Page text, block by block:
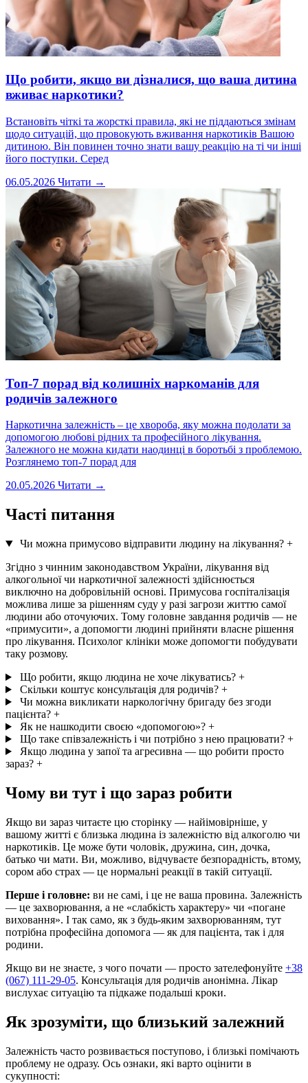
Що робити, якщо ви дізналися, що ваша дитина
вживає наркотики?
Встановіть чіткі та жорсткі правила, які не піддаються змінам
щодо ситуацій, що провокують вживання наркотиків Вашою
дитиною. Він повинен точно знати вашу реакцію на ті чи інші
його поступки. Серед
06.05.2026 Читати →
Топ-7 порад від колишніх наркоманів для
родичів залежного
Наркотична залежність – це хвороба, яку можна подолати за
допомогою любові рідних та професійного лікування.
Залежного не можна кидати наодинці в боротьбі з проблемою.
Розглянемо топ-7 порад для
20.05.2026 Читати →
Часті питання
Чи можна примусово відправити людину на лікування? +
Згідно з чинним законодавством України, лікування від
алкогольної чи наркотичної залежності здійснюється
виключно на добровільній основі. Примусова госпіталізація
можлива лише за рішенням суду у разі загрози життю самої
людини або оточуючих. Тому головне завдання родичів — не
«примусити», а допомогти людині прийняти власне рішення
про лікування. Психолог клініки може допомогти побудувати
таку розмову.
Що робити, якщо людина не хоче лікуватись? +
Скільки коштує консультація для родичів? +
Чи можна викликати наркологічну бригаду без згоди
пацієнта? +
Як не нашкодити своєю «допомогою»? +
Що таке співзалежність і чи потрібно з нею працювати? +
Якщо людина у запої та агресивна — що робити просто
зараз? +
Чому ви тут і що зараз робити
Якщо ви зараз читаєте цю сторінку — найімовірніше, у
вашому житті є близька людина із залежністю від алкоголю чи
наркотиків. Це може бути чоловік, дружина, син, дочка,
батько чи мати. Ви, можливо, відчуваєте безпорадність, втому,
сором або страх — це нормальні реакції в такій ситуації.
Перше і головне: ви не самі, і це не ваша провина. Залежність
— це захворювання, а не «слабкість характеру» чи «погане
виховання». І так само, як з будь-яким захворюванням, тут
потрібна професійна допомога — як для пацієнта, так і для
родини.
Якщо ви не знаєте, з чого почати — просто зателефонуйте +38
(067) 111-29-05. Консультація для родичів анонімна. Лікар
вислухає ситуацію та підкаже подальші кроки.
Як зрозуміти, що близький залежний
Залежність часто розвивається поступово, і близькі помічають
проблему не одразу. Ось ознаки, які варто оцінити в
сукупності: